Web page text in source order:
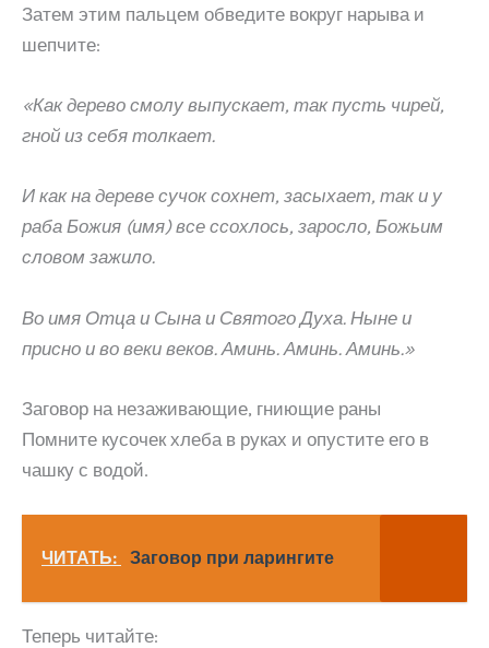
Затем этим пальцем обведите вокруг нарыва и
шепчите:
«Как дерево смолу выпускает, так пусть чирей,
гной из себя толкает.
И как на дереве сучок сохнет, засыхает, так и у
раба Божия (имя) все ссохлось, заросло, Божьим
словом зажило.
Во имя Отца и Сына и Святого Духа. Ныне и
присно и во веки веков. Аминь. Аминь. Аминь.»
Заговор на незаживающие, гниющие раны
Помните кусочек хлеба в руках и опустите его в
чашку с водой.
ЧИТАТЬ: Заговор при ларингите
Теперь читайте: